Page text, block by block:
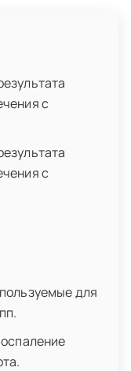
с
с
для